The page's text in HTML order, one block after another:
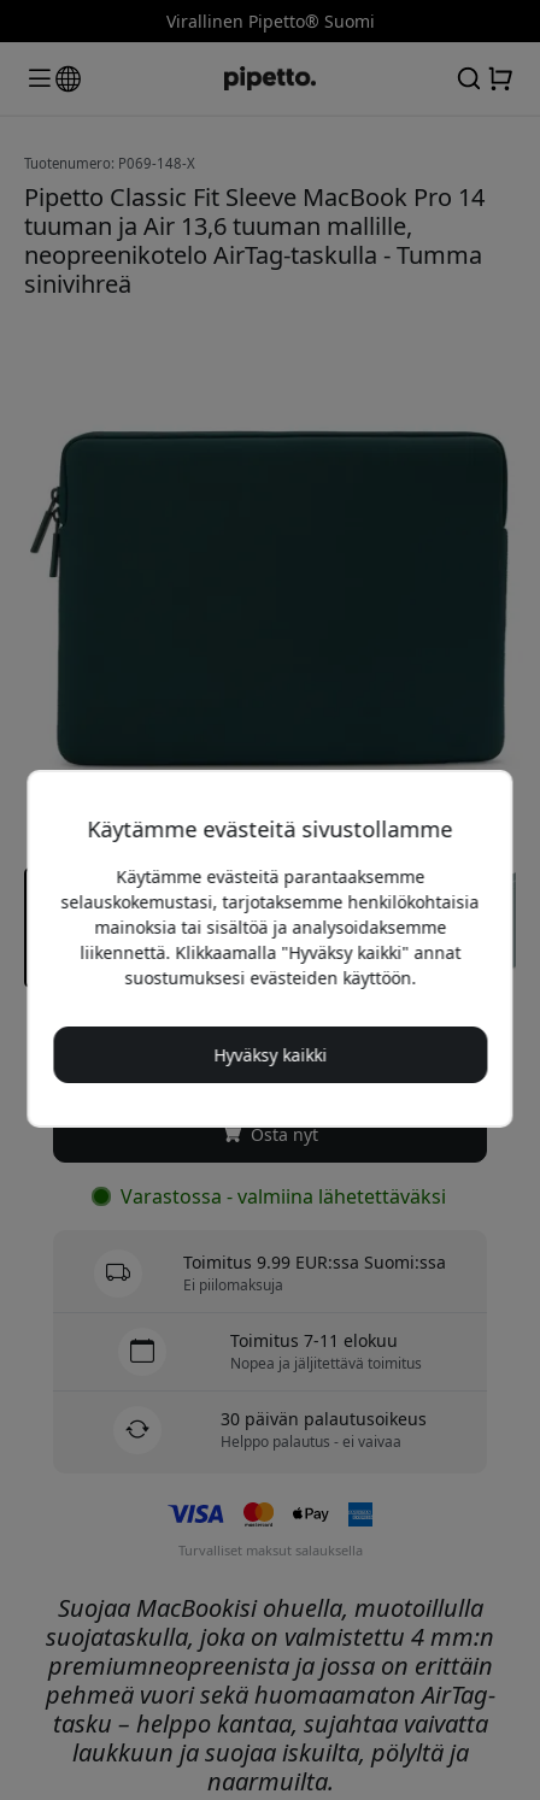
Virallinen Pipetto® Suomi
Tuotenumero: P069-148-X
Pipetto Classic Fit Sleeve MacBook Pro 14
tuuman ja Air 13,6 tuuman mallille,
neopreenikotelo AirTag-taskulla - Tumma
sinivihreä
Suositeltava hinta
39.99 EUR
Osta nyt
Varastossa - valmiina lähetettäväksi
Toimitus 9.99 EUR:ssa Suomi:ssa
Ei piilomaksuja
Toimitus 7-11 elokuu
Nopea ja jäljitettävä toimitus
30 päivän palautusoikeus
Helppo palautus - ei vaivaa
Turvalliset maksut salauksella
Suojaa MacBookisi ohuella, muotoillulla
suojataskulla, joka on valmistettu 4 mm:n
premiumneopreenista ja jossa on erittäin
pehmeä vuori sekä huomaamaton AirTag-
tasku – helppo kantaa, sujahtaa vaivatta
laukkuun ja suojaa iskuilta, pölyltä ja
naarmuilta.
Käytämme evästeitä sivustollamme
Käytämme evästeitä parantaaksemme
selauskokemustasi, tarjotaksemme henkilökohtaisia
mainoksia tai sisältöä ja analysoidaksemme
liikennettä. Klikkaamalla "Hyväksy kaikki" annat
suostumuksesi evästeiden käyttöön.
Hyväksy kaikki